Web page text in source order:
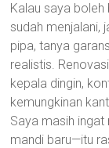
Kalau saya
sudah menjalani,
pipa, tanya
realistis.
kepala dingin,
kemungkinan
Saya masih
mandi baru—itu